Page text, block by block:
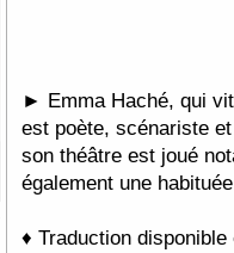
► Emma Haché, qui
est poète, scénariste
son théâtre est joué
également une
♦ Traduction